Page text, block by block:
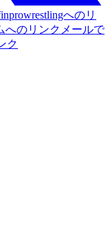
へのリ
へのリンク メールで
ク